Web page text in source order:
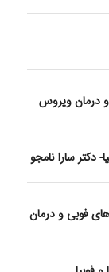
درمان ویروس
دکتر سارا نامجو
فوبی و درمان